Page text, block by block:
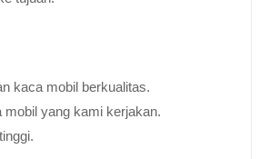
kaca mobil berkualitas.
mobil yang kami kerjakan.